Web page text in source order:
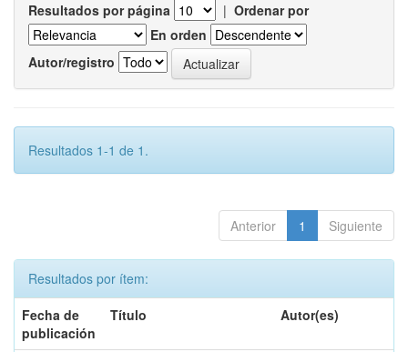
Resultados por página | Ordenar por
En orden
Autor/registro
Resultados 1-1 de 1.
Anterior 1 Siguiente
Resultados por ítem:
Fecha de
publicación
Título Autor(es)